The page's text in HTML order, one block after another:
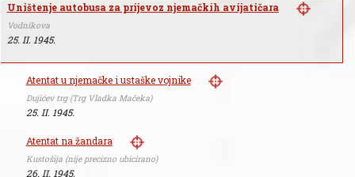
Uništenje autobusa za prijevoz njemačkih avijatičara
Vodnikova
25. II. 1945.
Atentat u njemačke i ustaške vojnike
Dujićev trg (Trg Vladka Mačeka)
25. II. 1945.
Atentat na žandara
Kustošija (nije precizno ubicirano)
26. II. 1945.